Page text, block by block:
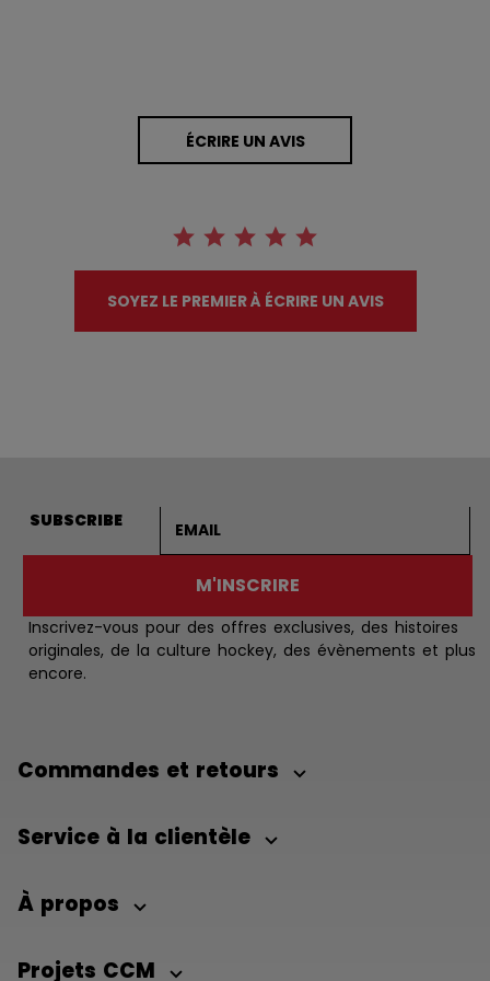
ÉCRIRE UN AVIS
SOYEZ LE PREMIER À ÉCRIRE UN AVIS
SUBSCRIBE
M'INSCRIRE
Inscrivez-vous pour des offres exclusives, des histoires
originales, de la culture hockey, des évènements et plus
encore.
Commandes et retours
Service à la clientèle
À propos
Projets CCM